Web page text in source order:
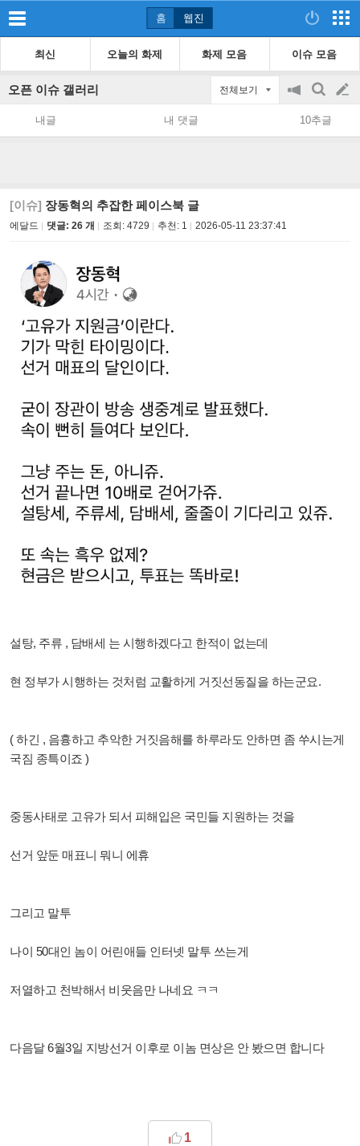
홈 웹진
최신 오늘의 화제 화제 모음 이슈 모음
오픈 이슈 갤러리 전체보기
공
지
on/off
검
색
글
쓰
내글 내 댓글 10추글
[이슈] 장동혁의 추잡한 페이스북 글
에달드 댓글: 26 개 조회: 4729 추천: 1 2026-05-11 23:37:41
설탕, 주류 , 담배세 는 시행하겠다고 한적이 없는데
현 정부가 시행하는 것처럼 교활하게 거짓선동질을 하는군요.
( 하긴 , 음흉하고 추악한 거짓음해를 하루라도 안하면 좀 쑤시는게
국짐 종특이죠 )
중동사태로 고유가 되서 피해입은 국민들 지원하는 것을
선거 앞둔 매표니 뭐니 에휴
그리고 말투
나이 50대인 놈이 어린애들 인터넷 말투 쓰는게
저열하고 천박해서 비웃음만 나네요 ㅋㅋ
다음달 6월3일 지방선거 이후로 이놈 면상은 안 봤으면 합니다
1